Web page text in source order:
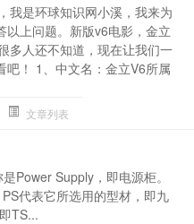
我是环球知识网小溪，我来为
以上问题。新版v6电影，金立
多人还不知道，现在让我们一
吧！ 1、中文名：金立V6所属
文章列表
Power Supply，即电源柜。
代表它所选用的型材，即九
TS...